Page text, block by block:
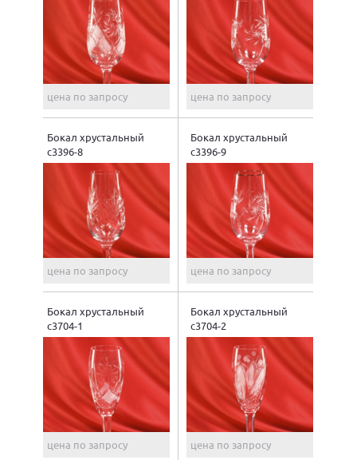
цена по запросу цена по запросу
Бокал хрустальный
с3396-8
цена по запросу
Бокал хрустальный
с3396-9
цена по запросу
Бокал хрустальный
с3704-1
цена по запросу
Бокал хрустальный
с3704-2
цена по запросу